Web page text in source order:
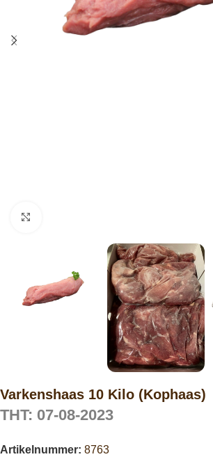
Varkenshaas 10 Kilo (Kophaas)
THT: 07-08-2023
Artikelnummer: 8763